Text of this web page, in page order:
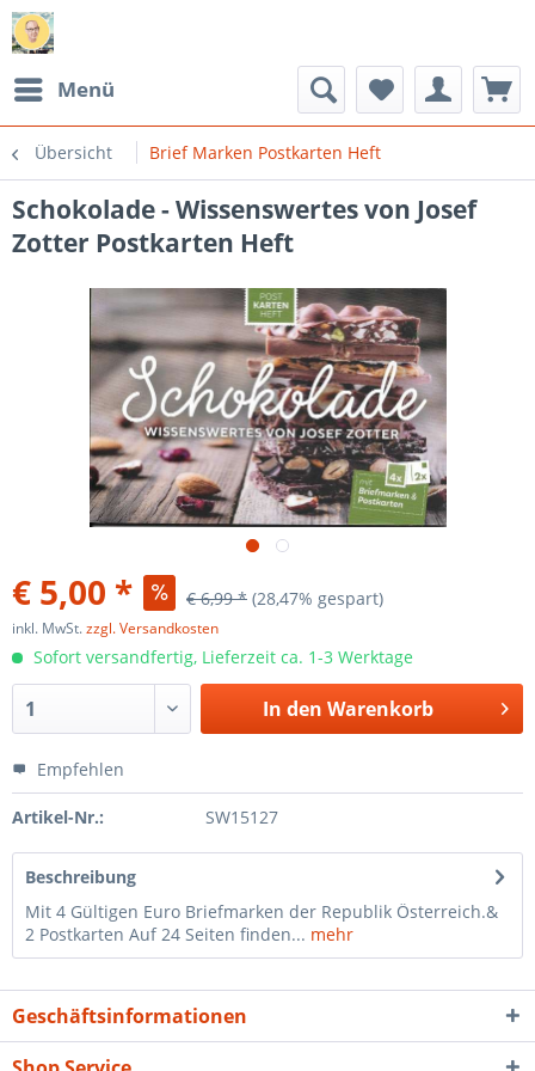
Menü
Übersicht Brief Marken Postkarten Heft
Schokolade - Wissenswertes von Josef
Zotter Postkarten Heft
€ 5,00 * € 6,99 * (28,47% gespart)
inkl. MwSt.zzgl. Versandkosten
Sofort versandfertig, Lieferzeit ca. 1-3 Werktage
In den Warenkorb
Empfehlen
Artikel-Nr.: SW15127
Beschreibung
Mit 4 Gültigen Euro Briefmarken der Republik Österreich.&
2 Postkarten Auf 24 Seiten finden... mehr
Geschäftsinformationen